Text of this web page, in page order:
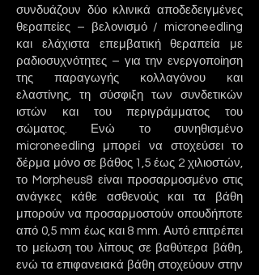
συνδυάζουν δύο κλινικά αποδεδειγμένες
θεραπείες – βελονισμό / microneedling
και ελάχιστα επεμβατική θεραπεία με
ραδιοσυχνότητες – για την ενεργοποίηση
της παραγωγής κολλαγόνου και
ελαστίνης, τη σύσφιξη των συνδετικών
ιστών και του περιγράμματος του
σώματος. Ενώ το συνηθισμένο
microneedling μπορεί να στοχεύσει το
δέρμα μόνο σε βάθος 1,5 έως 2 χιλιοστών,
το Morpheus8 είναι προσαρμοσμένο στις
ανάγκες κάθε ασθενούς και τα βάθη
μπορούν να προσαρμοστούν οπουδήποτε
από 0,5 mm έως και 8 mm. Αυτό επιτρέπει
το μείωση του λίπους σε βαθύτερα βάθη,
ενώ τα επιφανειακά βάθη στοχεύουν στην